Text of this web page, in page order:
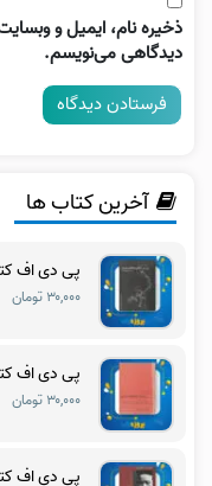
ذخیره نام، ایمیل و
دیدگاهی می‌نویسم.
آخرین کتاب ها
پی دی اف
۳۰,۰۰۰ تومان
پی دی اف
۳۰,۰۰۰ تومان
پی دی اف